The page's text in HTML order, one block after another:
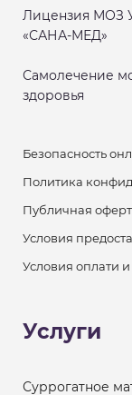
Лицензия МОЗ
«САНА-МЕД»
Самолечение
здоровья
Безопасность
Политика
Публичная
Условия
Условия оплати и
Услуги
Суррогатное